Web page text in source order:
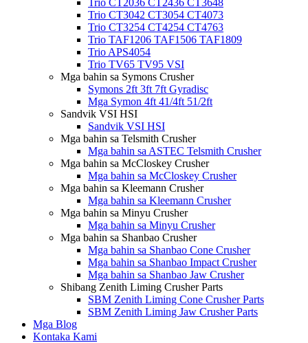
Trio CT2036 CT2436 CT3648
Trio CT3042 CT3054 CT4073
Trio CT3254 CT4254 CT4763
Trio TAF1206 TAF1506 TAF1809
Trio APS4054
Trio TV65 TV95 VSI
Mga bahin sa Symons Crusher
Symons 2ft 3ft 7ft Gyradisc
Mga Symon 4ft 41/4ft 51/2ft
Sandvik VSI HSI
Sandvik VSI HSI
Mga bahin sa Telsmith Crusher
Mga bahin sa ASTEC Telsmith Crusher
Mga bahin sa McCloskey Crusher
Mga bahin sa McCloskey Crusher
Mga bahin sa Kleemann Crusher
Mga bahin sa Kleemann Crusher
Mga bahin sa Minyu Crusher
Mga bahin sa Minyu Crusher
Mga bahin sa Shanbao Crusher
Mga bahin sa Shanbao Cone Crusher
Mga bahin sa Shanbao Impact Crusher
Mga bahin sa Shanbao Jaw Crusher
Shibang Zenith Liming Crusher Parts
SBM Zenith Liming Cone Crusher Parts
SBM Zenith Liming Jaw Crusher Parts
Mga Blog
Kontaka Kami